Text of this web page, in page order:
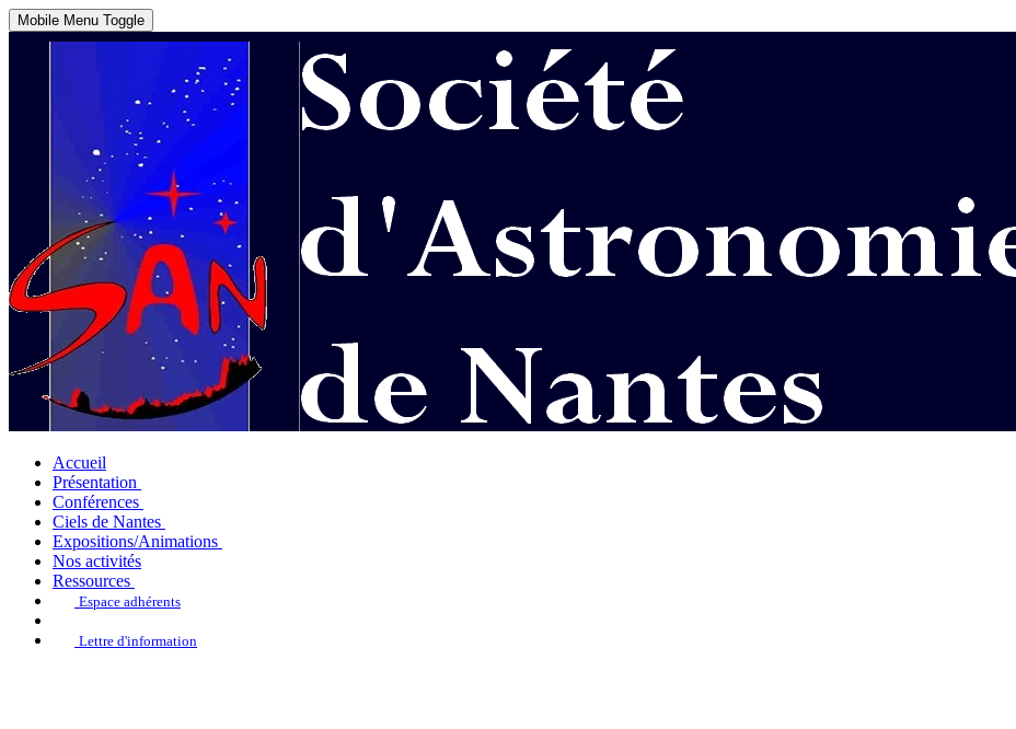
Mobile Menu Toggle
Accueil
Présentation
Conférences
Ciels de Nantes
Expositions/Animations
Nos activités
Ressources
Espace adhérents
Lettre d'information